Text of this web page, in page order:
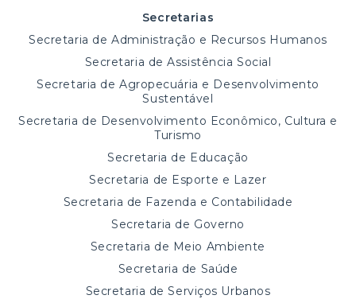
Secretarias
Secretaria de Administração e Recursos Humanos
Secretaria de Assistência Social
Secretaria de Agropecuária e Desenvolvimento
Sustentável
Secretaria de Desenvolvimento Econômico, Cultura e
Turismo
Secretaria de Educação
Secretaria de Esporte e Lazer
Secretaria de Fazenda e Contabilidade
Secretaria de Governo
Secretaria de Meio Ambiente
Secretaria de Saúde
Secretaria de Serviços Urbanos